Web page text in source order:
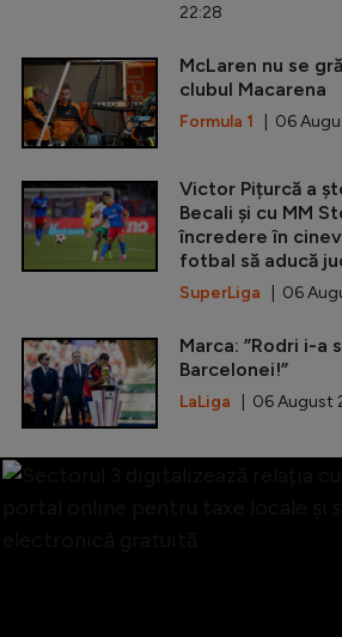
22:28
McLaren nu se
clubul Macarena
Formula 1 | 06
Victor Pițurcă a
Becali și cu MM
încredere în
fotbal să aducă
SuperLiga | 06
Marca: ”Rodri i-a
Barcelonei!”
LaLiga | 06 August